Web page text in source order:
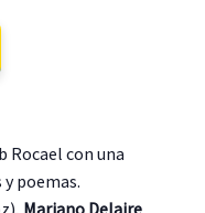
Rocael con una
poemas.